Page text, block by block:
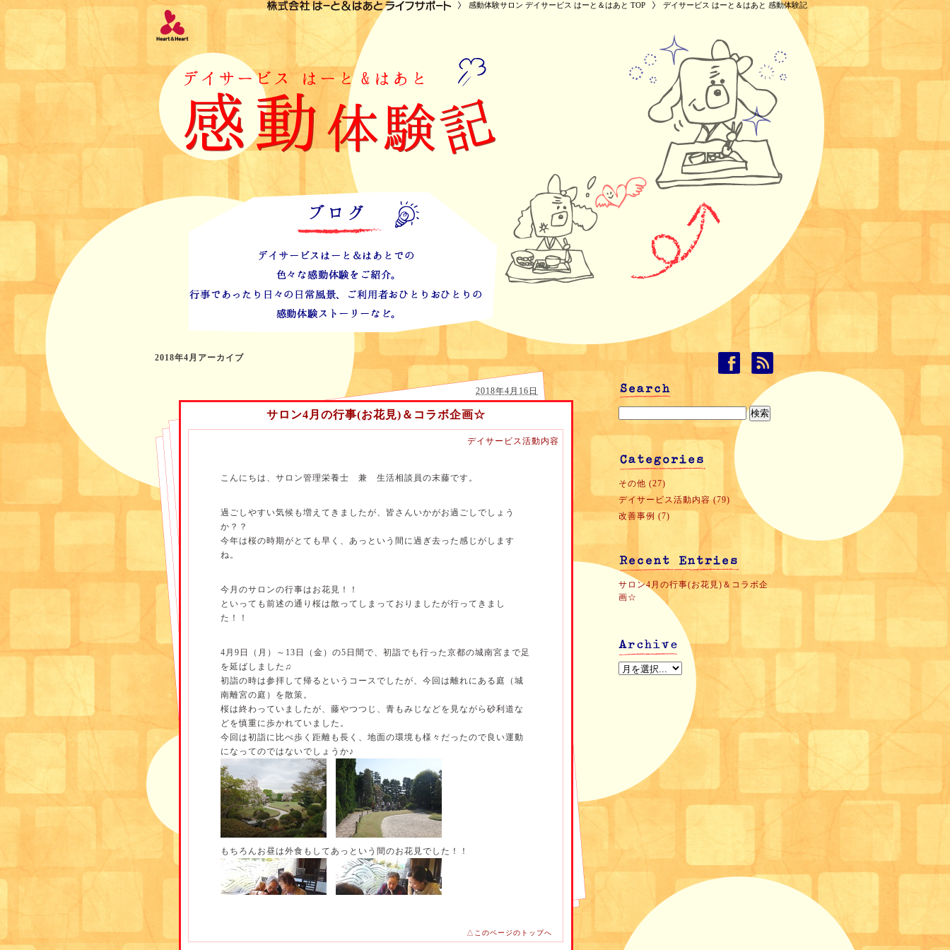
感動体験サロン デイサービス はーと＆はあと TOP デイサービス はーと＆はあと 感動体験記
2018年4月アーカイブ
2018年4月16日
サロン4月の行事(お花見)＆コラボ企画☆
デイサービス活動内容
こんにちは、サロン管理栄養士 兼 生活相談員の末藤です。
過ごしやすい気候も増えてきましたが、皆さんいかがお過ごしでしょう
か？？
今年は桜の時期がとても早く、あっという間に過ぎ去った感じがします
ね。
今月のサロンの行事はお花見！！
といっても前述の通り桜は散ってしまっておりましたが行ってきまし
た！！
4月9日（月）～13日（金）の5日間で、初詣でも行った京都の城南宮まで足
を延ばしました♫
初詣の時は参拝して帰るというコースでしたが、今回は離れにある庭（城
南離宮の庭）を散策。
桜は終わっていましたが、藤やつつじ、青もみじなどを見ながら砂利道な
どを慎重に歩かれていました。
今回は初詣に比べ歩く距離も長く、地面の環境も様々だったので良い運動
になってのではないでしょうか♪
もちろんお昼は外食もしてあっという間のお花見でした！！
次回の外出レクはどこになるでしょうか☆
△このページのトップへ
その他 (27)
デイサービス活動内容 (79)
改善事例 (7)
サロン4月の行事(お花見)＆コラボ企
画☆